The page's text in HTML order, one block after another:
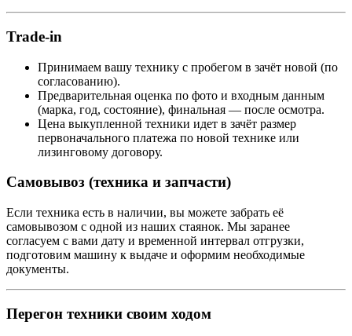
Trade-in
Принимаем вашу технику с пробегом в зачёт новой (по
согласованию).
Предварительная оценка по фото и входным данным
(марка, год, состояние), финальная — после осмотра.
Цена выкупленной техники идет в зачёт размер
первоначального платежа по новой технике или
лизинговому договору.
Самовывоз (техника и запчасти)
Если техника есть в наличии, вы можете забрать её
самовывозом с одной из наших стаянок. Мы заранее
согласуем с вами дату и временной интервал отгрузки,
подготовим машину к выдаче и оформим необходимые
документы.
Перегон техники своим ходом